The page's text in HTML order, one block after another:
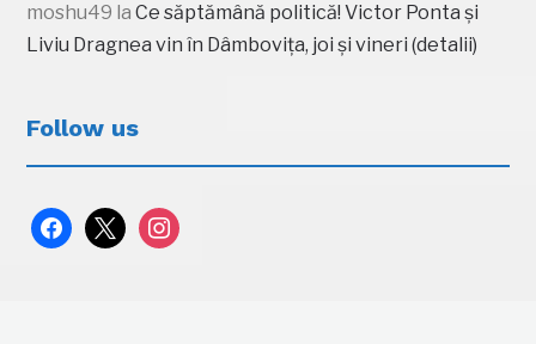
moshu49 laCe săptămână politică! Victor Ponta și
Liviu Dragnea vin în Dâmbovița, joi și vineri (detalii)
Follow us
facebook
x instagram